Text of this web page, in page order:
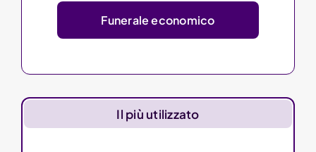
Funerale economico
Il più utilizzato